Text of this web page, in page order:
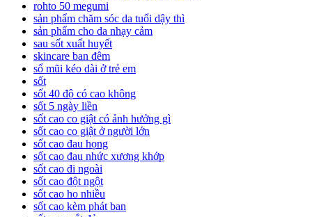
rohto 50 megumi
sản phẩm chăm sóc da tuổi dậy thì
sản phẩm cho da nhạy cảm
sau sốt xuất huyết
skincare ban đêm
sổ mũi kéo dài ở trẻ em
sốt
sốt 40 độ có cao không
sốt 5 ngày liền
sốt cao co giật có ảnh hưởng gì
sốt cao co giật ở người lớn
sốt cao đau họng
sốt cao đau nhức xương khớp
sốt cao đi ngoài
sốt cao đột ngột
sốt cao ho nhiều
sốt cao kèm phát ban